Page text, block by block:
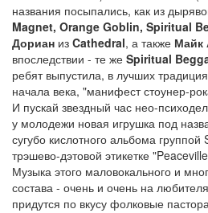
названия посыпались, как из
Magnet, Orange Goblin, Spiritual
Дориан из Cathedral, а также Майк
впоследствии - те же Spiritual
ребят выпустила, в лучших
начала века, "манифест стоунер-
И пускай звездный час нео-
у молодежи новая игрушка под
сугубо кислотного альбома группой
трэшево-дэтовой этикетке
Музыка этого маловокального и
состава - очень и очень на
придутся по вкусу фолковые